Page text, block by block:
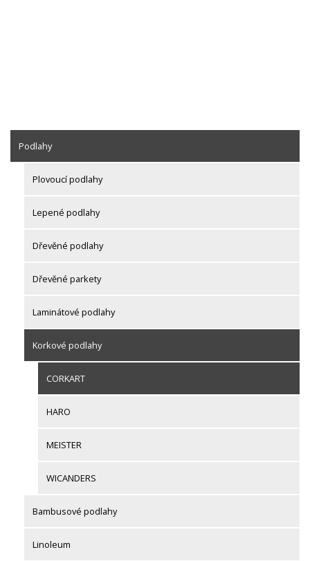
Podlahy
Plovoucí podlahy
Lepené podlahy
Dřevěné podlahy
Dřevěné parkety
Laminátové podlahy
Korkové podlahy
CORKART
HARO
MEISTER
WICANDERS
Bambusové podlahy
Linoleum